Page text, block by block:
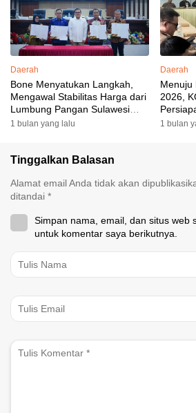
Daerah
Bone Menyatukan Langkah,
Mengawal Stabilitas Harga dari
Lumbung Pangan Sulawesi
Selatan
1 bulan yang lalu
Daerah
Menuju
2026,
Besar
1 bulan
Tinggalkan Balasan
Alamat email Anda tidak akan
ditandai *
Simpan nama, email, dan situs web
untuk komentar saya berikutnya.